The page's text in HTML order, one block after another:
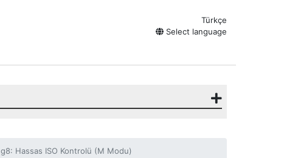
Türkçe
Select language
g8: Hassas ISO Kontrolü (M Modu)